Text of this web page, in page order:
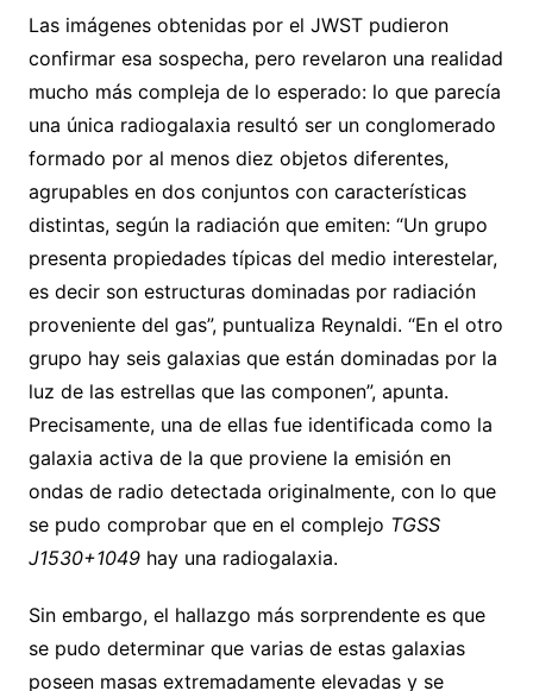
Las imágenes obtenidas por el JWST pudieron
confirmar esa sospecha, pero revelaron una realidad
mucho más compleja de lo esperado: lo que parecía
una única radiogalaxia resultó ser un conglomerado
formado por al menos diez objetos diferentes,
agrupables en dos conjuntos con características
distintas, según la radiación que emiten: “Un grupo
presenta propiedades típicas del medio interestelar,
es decir son estructuras dominadas por radiación
proveniente del gas”, puntualiza Reynaldi. “En el otro
grupo hay seis galaxias que están dominadas por la
luz de las estrellas que las componen”, apunta.
Precisamente, una de ellas fue identificada como la
galaxia activa de la que proviene la emisión en
ondas de radio detectada originalmente, con lo que
se pudo comprobar que en el complejo TGSS
J1530+1049hay una radiogalaxia.
Sin embargo, el hallazgo más sorprendente es que
se pudo determinar que varias de estas galaxias
poseen masas extremadamente elevadas y se